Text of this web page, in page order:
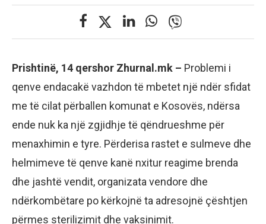
Prishtinë, 14 qershor Zhurnal.mk – Problemi i
qenve endacakë vazhdon të mbetet një ndër sfidat
me të cilat përballen komunat e Kosovës, ndërsa
ende nuk ka një zgjidhje të qëndrueshme për
menaxhimin e tyre. Përderisa rastet e sulmeve dhe
helmimeve të qenve kanë nxitur reagime brenda
dhe jashtë vendit, organizata vendore dhe
ndërkombëtare po kërkojnë ta adresojnë çështjen
përmes sterilizimit dhe vaksinimit.